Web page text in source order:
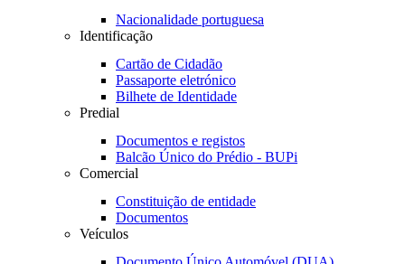
Nacionalidade portuguesa
Identificação
Cartão de Cidadão
Passaporte eletrónico
Bilhete de Identidade
Predial
Documentos e registos
Balcão Único do Prédio - BUPi
Comercial
Constituição de entidade
Documentos
Veículos